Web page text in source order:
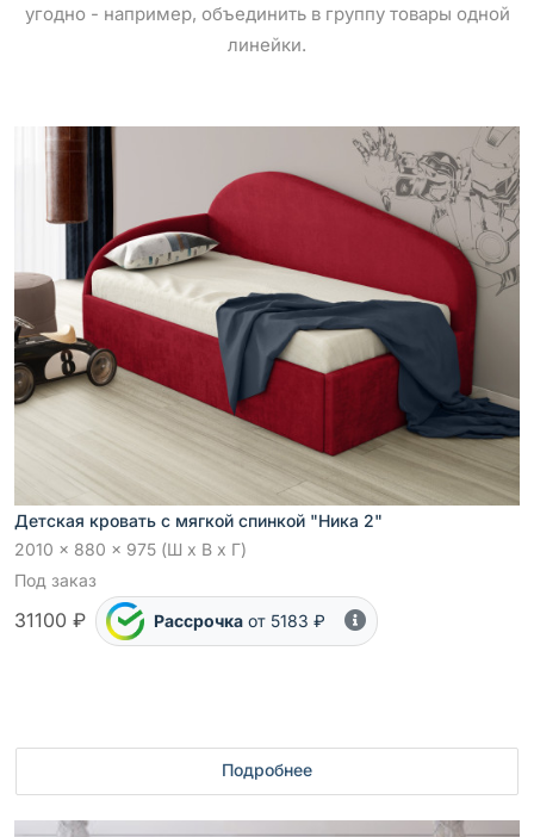
угодно - например, объединить в группу товары одной
линейки.
Детская кровать с мягкой спинкой "Ника 2"
2010 x 880 x 975 (Ш x В x Г)
Под заказ
31100 ₽ Рассрочка от 5183 ₽
Подробнее